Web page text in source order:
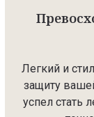
Легкий и
защиту
успел стать